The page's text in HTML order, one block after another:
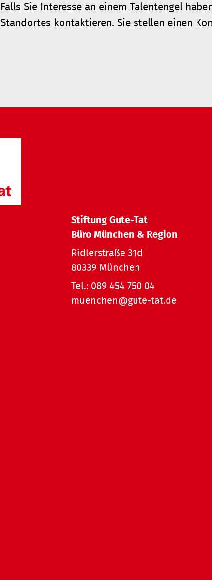
Falls Sie Interesse an einem Talentengel
Standortes kontaktieren. Sie stellen einen
Stiftung Gute-Tat
Büro München & Region
Ridlerstraße 31d
80339 München
Tel.: 089 454 750 04
muenchen@gute-tat.de